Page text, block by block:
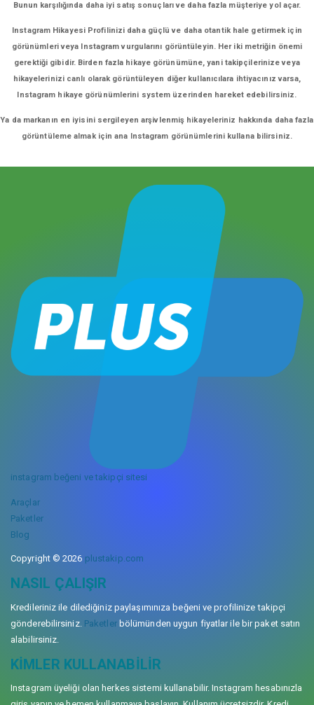
Bunun karşılığında daha iyi satış sonuçları ve daha fazla müşteriye yol açar.
Instagram Hikayesi Profilinizi daha güçlü ve daha otantik hale getirmek için
görünümleri veya Instagram vurgularını görüntüleyin. Her iki metriğin önemi
gerektiği gibidir. Birden fazla hikaye görünümüne, yani takipçilerinize veya
hikayelerinizi canlı olarak görüntüleyen diğer kullanıcılara ihtiyacınız varsa,
Instagram hikaye görünümlerini system üzerinden hareket edebilirsiniz.
Ya da markanın en iyisini sergileyen arşivlenmiş hikayeleriniz hakkında daha fazla
görüntüleme almak için ana Instagram görünümlerini kullana bilirsiniz.
instagram beğeni ve takipçi sitesi
Araçlar
Paketler
Blog
Copyright © 2026 plustakip.com
NASIL ÇALIŞIR
Kredileriniz ile dilediğiniz paylaşımınıza beğeni ve profilinize takipçi
gönderebilirsiniz. Paketlerbölümünden uygun fiyatlar ile bir paket satın
alabilirsiniz.
KIMLER KULLANABILIR
Instagram üyeliği olan herkes sistemi kullanabilir. Instagram hesabınızla